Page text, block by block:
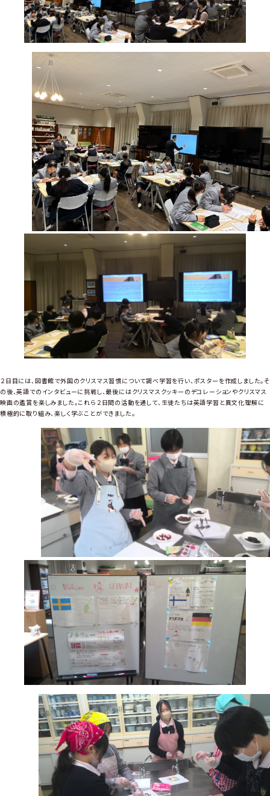
年
別
シ
ン
結
果
報
告
２日目には、図書館で外国のクリスマス習慣について調べ学習を行い、ポスターを作成しました。そ
の後、英語でのインタビューに挑戦し、最後にはクリスマスクッキーのデコレーションやクリスマス
映画の鑑賞を楽しみました。これら２日間の活動を通して、生徒たちは英語学習と異文化理解に
積極的に取り組み、楽しく学ぶことができました。